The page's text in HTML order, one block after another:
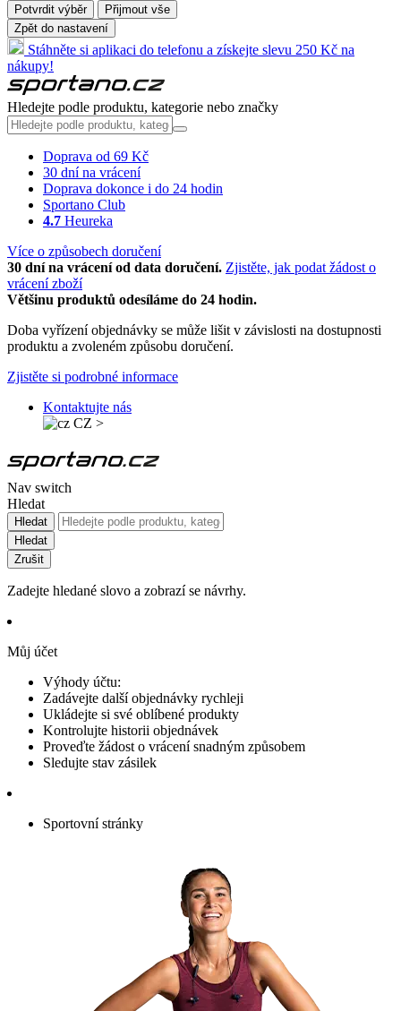
Potvrdit výběr
Přijmout vše
Zpět do nastavení
Stáhněte si aplikaci do telefonu a získejte slevu 250 Kč na
nákupy!
Hledejte podle produktu, kategorie nebo značky
Doprava od 69 Kč
30 dní na vrácení
Doprava dokonce i do 24 hodin
Sportano Club
4.7 Heureka
Více o způsobech doručení
30 dní na vrácení od data doručení. Zjistěte, jak podat žádost o
vrácení zboží
Většinu produktů odesíláme do 24 hodin.
Doba vyřízení objednávky se může lišit v závislosti na dostupnosti
produktu a zvoleném způsobu doručení.
Zjistěte si podrobné informace
Kontaktujte nás
CZ >
Nav switch
Hledat
Hledat
Hledat
Zrušit
Zadejte hledané slovo a zobrazí se návrhy.
Můj účet
Výhody účtu:
Zadávejte další objednávky rychleji
Ukládejte si své oblíbené produkty
Kontrolujte historii objednávek
Proveďte žádost o vrácení snadným způsobem
Sledujte stav zásilek
Sportovní stránky